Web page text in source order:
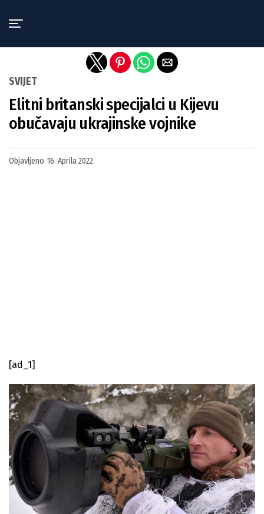
SVIJET
Elitni britanski specijalci u Kijevu
obučavaju ukrajinske vojnike
Objavljeno 16. Aprila 2022.
[ad_1]